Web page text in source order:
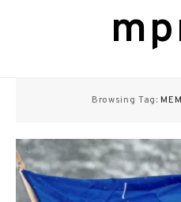
Browsing Tag: